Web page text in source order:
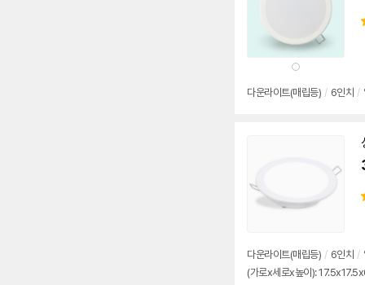
상
품
색
상
다운라이트(매립등) / 6인치 /
다운라이트(매립등) / 6인치 /
(가로x세로x높이):